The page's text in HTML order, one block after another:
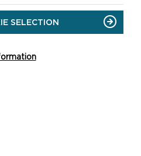
SELECTION